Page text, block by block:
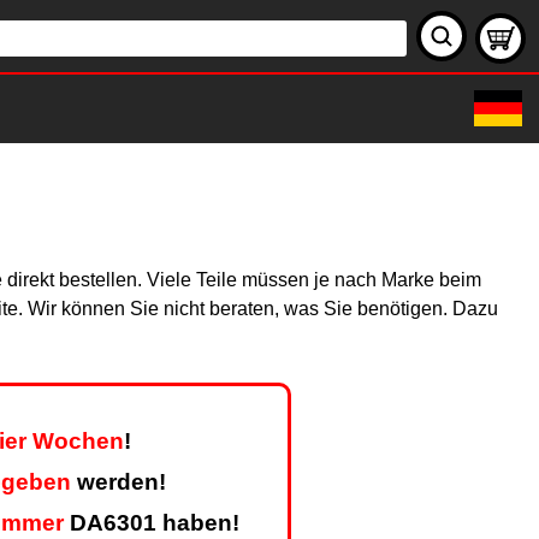
bestellen. Viele Teile müssen je nach Marke beim
Wir können Sie nicht beraten, was Sie benötigen. Dazu
Wochen!
werden!
DA6301 haben!